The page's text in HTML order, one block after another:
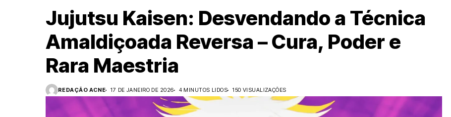
Jujutsu Kaisen: Desvendando a Técnica
Amaldiçoada Reversa – Cura, Poder e
Rara Maestria
REDAÇÃO ACNE 17 DE JANEIRO DE 2026 4 MINUTOS LIDOS 150 VISUALIZAÇÕES